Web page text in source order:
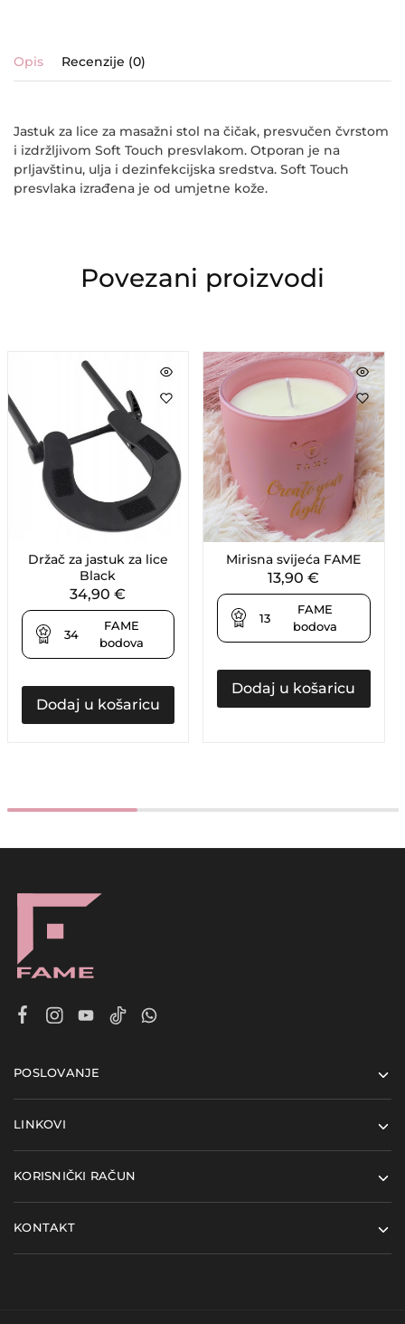
Opis Recenzije (0)
Jastuk za lice za masažni stol na čičak, presvučen čvrstom
i izdržljivom Soft Touch presvlakom. Otporan je na
prljavštinu, ulja i dezinfekcijska sredstva. Soft Touch
presvlaka izrađena je od umjetne kože.
Povezani proizvodi
Držač za jastuk za lice
Black
34,90€
34
FAME
bodova
Dodaj u košaricu
Mirisna svijeća FAME
13,90€
13
FAME
bodova
Dodaj u košaricu
POSLOVANJE
LINKOVI
KORISNIČKI RAČUN
KONTAKT